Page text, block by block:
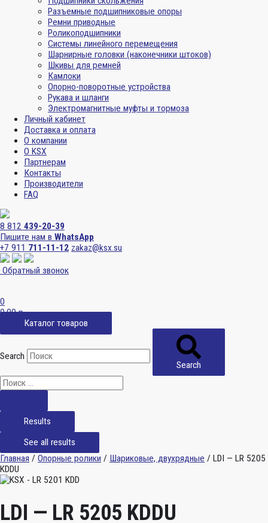
Разъемные подшипниковые опоры
Ремни приводные
Роликоподшипники
Системы линейного перемещения
Шарнирные головки (наконечники штоков)
Шкивы для ремней
Камлоки
Опорно-поворотные устройства
Рукава и шланги
Электромагнитные муфты и тормоза
Личный кабинет
Доставка и оплата
О компании
О KSX
Партнерам
Контакты
Производители
FAQ
8 812 439-20-39
Пишите нам в WhatsApp
+7 911 711-11-12 zakaz@ksx.su
Обратный звонок
0
0,00р.
Каталог товаров
Search
Search
Results
See all results
Главная / Опорные ролики / Шариковые, двухрядные / LDI — LR 5205
KDDU
LDI — LR 5205 KDDU